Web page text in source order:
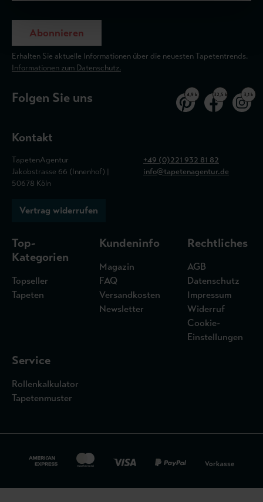
Abonnieren
Erhalten Sie aktuelle Informationen über die neuesten Tapetentrends.
Informationen zum Datenschutz.
Folgen Sie uns 4,9 k 32,5 k 3,1 k
Kontakt
TapetenAgentur
Jakobstrasse 66 (Innenhof) |
50678 Köln
+49 (0)221 932 81 82
info@tapetenagentur.de
Vertrag widerrufen
Top-
Kategorien
Topseller
Tapeten
Kundeninfo
Magazin
FAQ
Versandkosten
Newsletter
Rechtliches
AGB
Datenschutz
Impressum
Widerruf
Cookie-
Einstellungen
Service
Rollenkalkulator
Tapetenmuster